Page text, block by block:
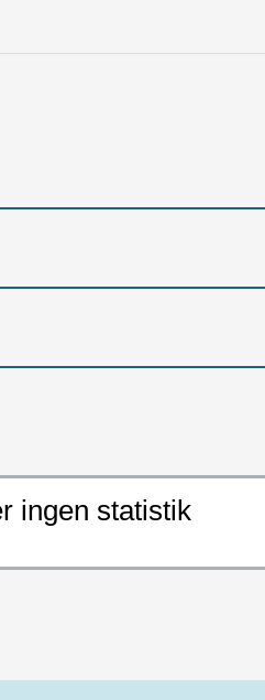
ingen statistik